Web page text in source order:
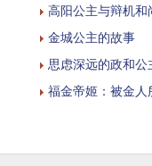
高阳公主与辩机和
金城公主的故事
思虑深远的政和公
福金帝姬：被金